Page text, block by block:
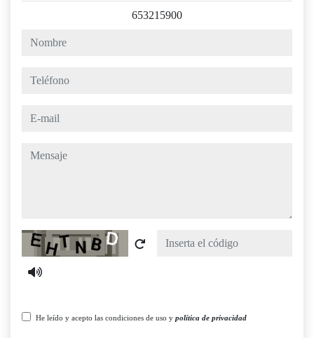
653215900
nombre
teléfono
e-mail
mensaje
Captcha
He leído y acepto las condiciones de uso y política de privacidad